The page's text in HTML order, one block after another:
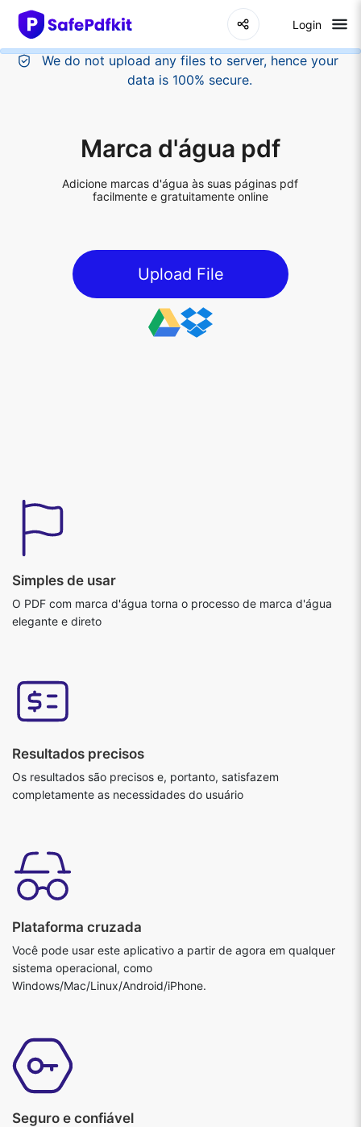
Login
Marca d'água pdf
facilmente e gratuitamente online
Upload File
Simples de usar
elegante e direto
Resultados precisos
completamente as necessidades do usuário
Plataforma cruzada
sistema operacional, como
Windows/Mac/Linux/Android/iPhone.
Seguro e confiável